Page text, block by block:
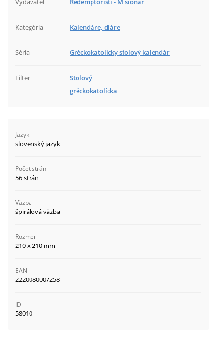
Vydavateľ Redemptoristi - Misionár
Kategória Kalendáre, diáre
Séria Gréckokatolícky stolový kalendár
Filter
Stolový
gréckokatolícka
Jazyk
slovenský jazyk
Počet strán
56 strán
Väzba
špirálová väzba
Rozmer
210 x 210 mm
EAN
2220080007258
ID
58010